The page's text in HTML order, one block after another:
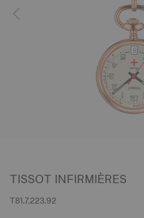
TISSOT INFIRMIÈRES
T81.7.223.92